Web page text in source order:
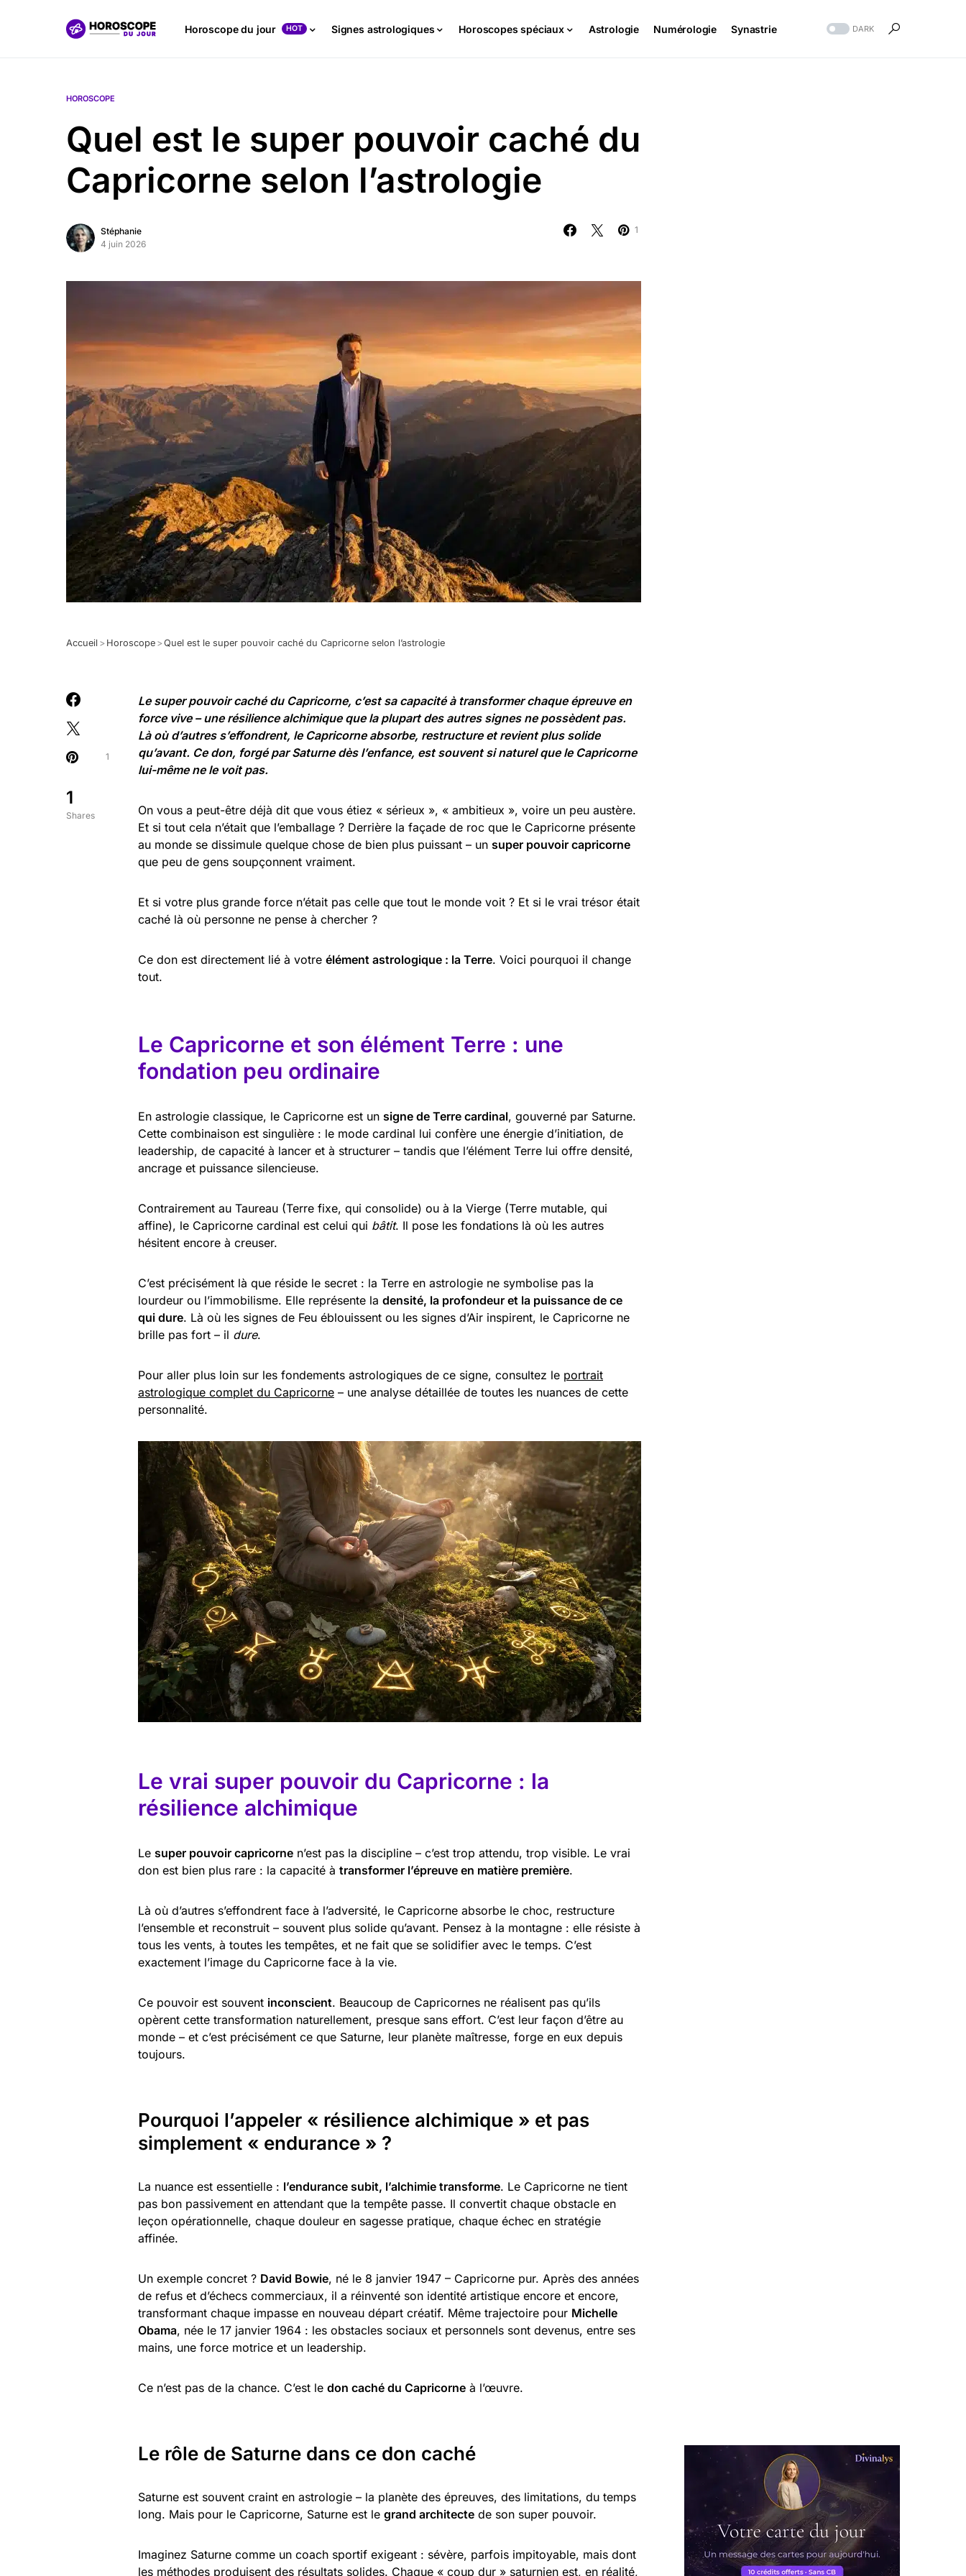
Horoscope du jour HOT Signes astrologiques Horoscopes spéciaux Astrologie Numérologie Synastrie DARK
HOROSCOPE
Quel est le super pouvoir caché du
Capricorne selon l’astrologie
Stéphanie
4 juin 2026
1
Accueil > Horoscope >Quel est le super pouvoir caché du Capricorne selon l’astrologie
1
Shares
1
Le super pouvoir caché du Capricorne, c’est sa capacité à transformer chaque épreuve en
force vive – une résilience alchimique que la plupart des autres signes ne possèdent pas.
Là où d’autres s’effondrent, le Capricorne absorbe, restructure et revient plus solide
qu’avant. Ce don, forgé par Saturne dès l’enfance, est souvent si naturel que le Capricorne
lui-même ne le voit pas.
On vous a peut-être déjà dit que vous étiez « sérieux », « ambitieux », voire un peu austère.
Et si tout cela n’était que l’emballage ? Derrière la façade de roc que le Capricorne présente
au monde se dissimule quelque chose de bien plus puissant – un super pouvoir capricorne
que peu de gens soupçonnent vraiment.
Et si votre plus grande force n’était pas celle que tout le monde voit ? Et si le vrai trésor était
caché là où personne ne pense à chercher ?
Ce don est directement lié à votre élément astrologique : la Terre. Voici pourquoi il change
tout.
Le Capricorne et son élément Terre : une
fondation peu ordinaire
En astrologie classique, le Capricorne est un signe de Terre cardinal, gouverné par Saturne.
Cette combinaison est singulière : le mode cardinal lui confère une énergie d’initiation, de
leadership, de capacité à lancer et à structurer – tandis que l’élément Terre lui offre densité,
ancrage et puissance silencieuse.
Contrairement au Taureau (Terre fixe, qui consolide) ou à la Vierge (Terre mutable, qui
affine), le Capricorne cardinal est celui qui bâtit. Il pose les fondations là où les autres
hésitent encore à creuser.
C’est précisément là que réside le secret : la Terre en astrologie ne symbolise pas la
lourdeur ou l’immobilisme. Elle représente la densité, la profondeur et la puissance de ce
qui dure. Là où les signes de Feu éblouissent ou les signes d’Air inspirent, le Capricorne ne
brille pas fort – il dure.
Pour aller plus loin sur les fondements astrologiques de ce signe, consultez le portrait
astrologique complet du Capricorne – une analyse détaillée de toutes les nuances de cette
personnalité.
Le vrai super pouvoir du Capricorne : la
résilience alchimique
Le super pouvoir capricorne n’est pas la discipline – c’est trop attendu, trop visible. Le vrai
don est bien plus rare : la capacité à transformer l’épreuve en matière première.
Là où d’autres s’effondrent face à l’adversité, le Capricorne absorbe le choc, restructure
l’ensemble et reconstruit – souvent plus solide qu’avant. Pensez à la montagne : elle résiste à
tous les vents, à toutes les tempêtes, et ne fait que se solidifier avec le temps. C’est
exactement l’image du Capricorne face à la vie.
Ce pouvoir est souvent inconscient. Beaucoup de Capricornes ne réalisent pas qu’ils
opèrent cette transformation naturellement, presque sans effort. C’est leur façon d’être au
monde – et c’est précisément ce que Saturne, leur planète maîtresse, forge en eux depuis
toujours.
Pourquoi l’appeler « résilience alchimique » et pas
simplement « endurance » ?
La nuance est essentielle : l’endurance subit, l’alchimie transforme. Le Capricorne ne tient
pas bon passivement en attendant que la tempête passe. Il convertit chaque obstacle en
leçon opérationnelle, chaque douleur en sagesse pratique, chaque échec en stratégie
affinée.
Un exemple concret ? David Bowie, né le 8 janvier 1947 – Capricorne pur. Après des années
de refus et d’échecs commerciaux, il a réinventé son identité artistique encore et encore,
transformant chaque impasse en nouveau départ créatif. Même trajectoire pour Michelle
Obama, née le 17 janvier 1964 : les obstacles sociaux et personnels sont devenus, entre ses
mains, une force motrice et un leadership.
Ce n’est pas de la chance. C’est le don caché du Capricorne à l’œuvre.
Le rôle de Saturne dans ce don caché
Saturne est souvent craint en astrologie – la planète des épreuves, des limitations, du temps
long. Mais pour le Capricorne, Saturne est le grand architecte de son super pouvoir.
Imaginez Saturne comme un coach sportif exigeant : sévère, parfois impitoyable, mais dont
les méthodes produisent des résultats solides. Chaque « coup dur » saturnien est, en réalité,